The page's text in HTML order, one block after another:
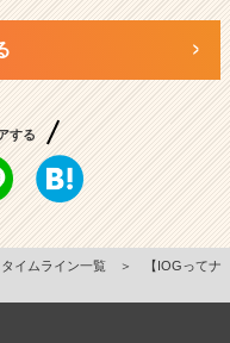
する
タイムライン一覧 ＞
【IOGってナ